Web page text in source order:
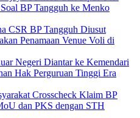
BP Tangguh ke Menko
CSR BP Tangguh Diusut
Penamaan Venue Voli di
Negeri Diantar ke Kemendari
Hak Perguruan Tinggi Era
Crosscheck Klaim BP
dan PKS dengan STH